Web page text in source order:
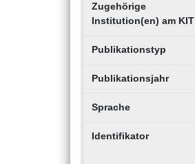
Zugehörige
Institution(en) am KIT
Publikationstyp
Publikationsjahr
Sprache
Identifikator